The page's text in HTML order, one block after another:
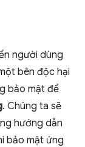
người dùng
bên độc hại
bảo mật để
. Chúng ta sẽ
hướng dẫn
bảo mật ứng